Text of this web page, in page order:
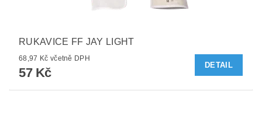
RUKAVICE FF JAY LIGHT
68,97 Kč včetně DPH
57 Kč
DETAIL